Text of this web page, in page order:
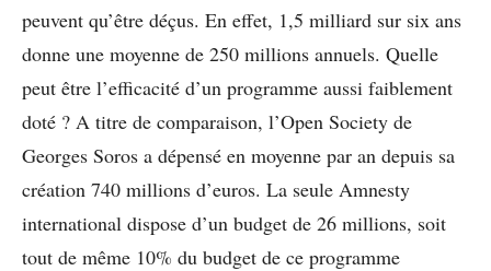
peuvent qu’être déçus. En effet, 1,5 milliard sur six ans
donne une moyenne de 250 millions annuels. Quelle
peut être l’efficacité d’un programme aussi faiblement
doté ? A titre de comparaison, l’Open Society de
Georges Soros a dépensé en moyenne par an depuis sa
création 740 millions d’euros. La seule Amnesty
international dispose d’un budget de 26 millions, soit
tout de même 10% du budget de ce programme